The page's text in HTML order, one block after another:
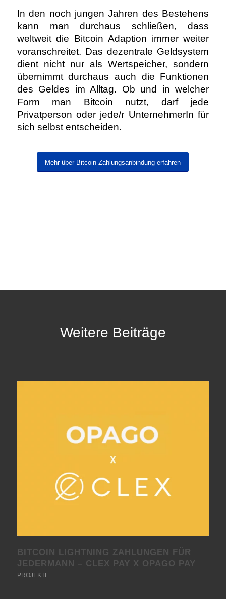
In den noch jungen Jahren des Bestehens
kann man durchaus schließen, dass
weltweit die Bitcoin Adaption immer weiter
voranschreitet. Das dezentrale Geldsystem
dient nicht nur als Wertspeicher, sondern
übernimmt durchaus auch die Funktionen
des Geldes im Alltag. Ob und in welcher
Form man Bitcoin nutzt, darf jede
Privatperson oder jede/r UnternehmerIn für
sich selbst entscheiden.
Mehr über Bitcoin-Zahlungsanbindung erfahren
Weitere Beiträge
BITCOIN LIGHTNING ZAHLUNGEN FÜR
JEDERMANN – CLEX PAY X OPAGO PAY
PROJEKTE